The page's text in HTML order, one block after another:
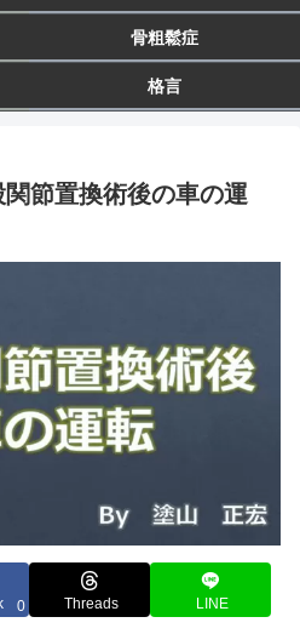
骨粗鬆症
格言
節置換術後の車の運
0 Threads LINE